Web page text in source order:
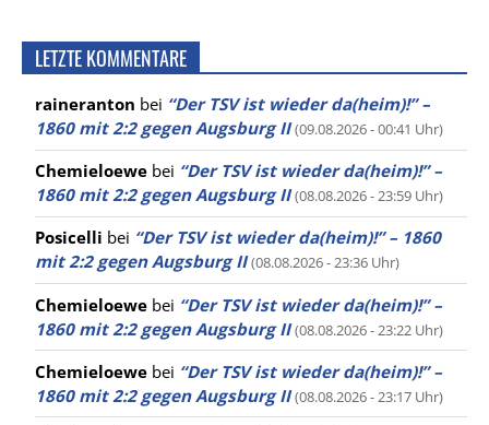
LETZTE KOMMENTARE
raineranton bei “Der TSV ist wieder da(heim)!” –
1860 mit 2:2 gegen Augsburg II (09.08.2026 - 00:41 Uhr)
Chemieloewe bei “Der TSV ist wieder da(heim)!” –
1860 mit 2:2 gegen Augsburg II (08.08.2026 - 23:59 Uhr)
Posicelli bei “Der TSV ist wieder da(heim)!” – 1860
mit 2:2 gegen Augsburg II (08.08.2026 - 23:36 Uhr)
Chemieloewe bei “Der TSV ist wieder da(heim)!” –
1860 mit 2:2 gegen Augsburg II (08.08.2026 - 23:22 Uhr)
Chemieloewe bei “Der TSV ist wieder da(heim)!” –
1860 mit 2:2 gegen Augsburg II (08.08.2026 - 23:17 Uhr)